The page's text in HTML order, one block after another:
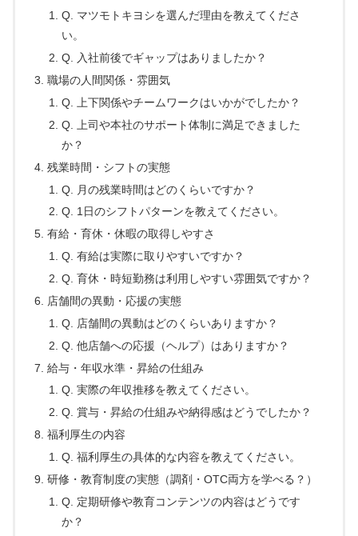
Q. マツモトキヨシを選んだ理由を教えてくださ
い。
Q. 入社前後でギャップはありましたか？
職場の人間関係・雰囲気
Q. 上下関係やチームワークはいかがでしたか？
Q. 上司や本社のサポート体制に満足できました
か？
残業時間・シフトの実態
Q. 月の残業時間はどのくらいですか？
Q. 1日のシフトパターンを教えてください。
有給・育休・休暇の取得しやすさ
Q. 有給は実際に取りやすいですか？
Q. 育休・時短勤務は利用しやすい雰囲気ですか？
店舗間の異動・応援の実態
Q. 店舗間の異動はどのくらいありますか？
Q. 他店舗への応援（ヘルプ）はありますか？
給与・年収水準・昇給の仕組み
Q. 実際の年収推移を教えてください。
Q. 賞与・昇給の仕組みや納得感はどうでしたか？
福利厚生の内容
Q. 福利厚生の具体的な内容を教えてください。
研修・教育制度の実態（調剤・OTC両方を学べる？）
Q. 定期研修や教育コンテンツの内容はどうです
か？